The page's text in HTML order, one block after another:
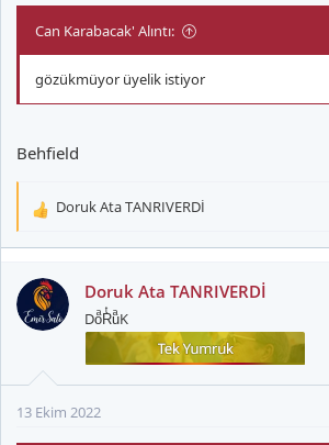
Can Karabacak' Alıntı:
gözükmüyor üyelik istiyor
Behfield
T
k
l
Doruk Ata TANRIVERDİ
Doruk Ata TANRIVERDİ
DoͣRͭuͣK
13 Ekim 2022